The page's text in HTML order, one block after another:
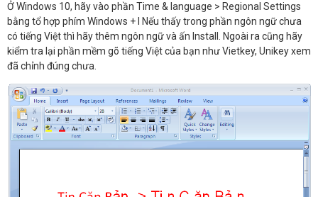
Ở Windows 10, hãy vào phần Time & language > Regional Settings
bằng tổ hợp phím Windows + I Nếu thấy trong phần ngôn ngữ chưa
có tiếng Việt thì hãy thêm ngôn ngữ và ấn Install. Ngoài ra cũng hãy
kiểm tra lại phần mềm gõ tiếng Việt của bạn như Vietkey, Unikey xem
đã chỉnh đúng chưa.